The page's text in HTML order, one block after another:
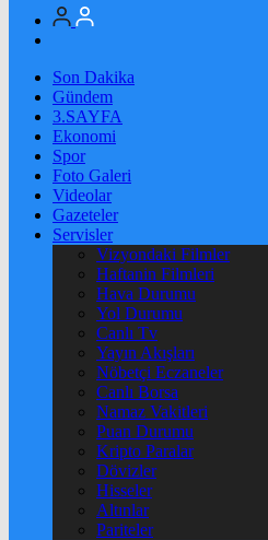
Son Dakika
Gündem
3.SAYFA
Ekonomi
Spor
Foto Galeri
Videolar
Gazeteler
Servisler
Vizyondaki Filmler
Haftanin Filmleri
Hava Durumu
Yol Durumu
Canlı Tv
Yayın Akışları
Nöbetçi Eczaneler
Canlı Borsa
Namaz Vakitleri
Puan Durumu
Kripto Paralar
Dövizler
Hisseler
Altınlar
Pariteler